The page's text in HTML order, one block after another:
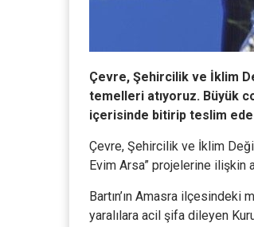
Çevre, Şehircilik ve İklim
temelleri atıyoruz. Büyük
içerisinde bitirip teslim
Çevre, Şehircilik ve İklim
Evim Arsa” projelerine ilişkin
Bartın’ın Amasra ilçesindeki
yaralılara acil şifa dileyen